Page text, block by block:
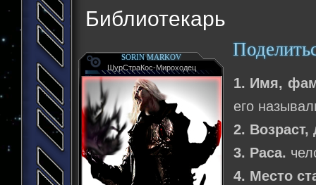
Библиотекарь
SORIN MARKOV
ШурСтраКос-Мироходец
1. Имя,
его
2. Возраст,
3. Раса.
4. Место